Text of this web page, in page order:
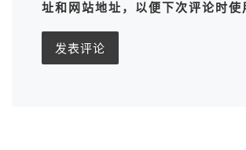
址和网站地址，以便下次评论时使